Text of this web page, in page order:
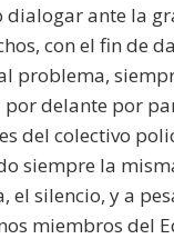
dialogar ante la
con el fin de
problema,
por delante por
del colectivo
siempre la
el silencio, y a
miembros del